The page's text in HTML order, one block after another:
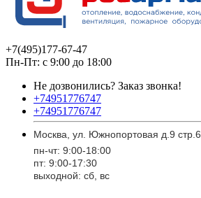
+7(495)177-67-47
Пн-Пт: с 9:00 до 18:00
Не дозвонились? Заказ звонка!
+74951776747
+74951776747
Москва, ул. Южнопортовая д.9 стр.6
пн-чт: 9:00-18:00
пт: 9:00-17:30
выходной: сб, вс